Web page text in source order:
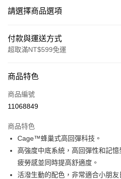
請選擇商品選項
付款與運送方式
超取滿NT$599免運
信用卡一次付款
超商取貨付款
運送方式
全家取貨付款
每筆NT$80，滿NT$599(含以上)免運
商品特色
商品編號
11068849
商品特色
Cage™蜂巢式高回彈科技。
高強度中底系統，高回彈性和記
疲勞感並同時提高舒適度。
活潑生動的配色，非常適合小朋友